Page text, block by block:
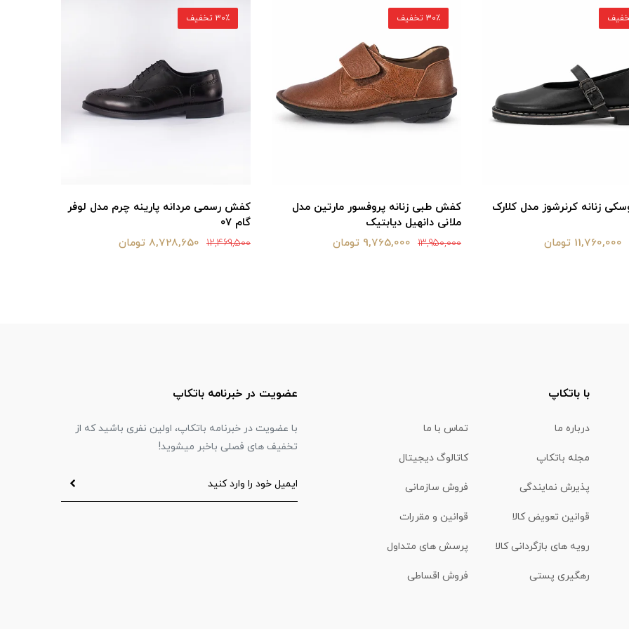
زنانه کرنرشوز مدل کلارک
11,760,000 تومان
کفش طبی زنانه پروفسور مارتین مدل
ملانی دانهیل دیابتیک
13,950,000 9,765,000 تومان
30٪ تخفیف
کفش رسمی مردانه پارينه چرم مدل لوفر
گام 07
12,469,500 8,728,650 تومان
30٪ تخفیف
با باتکاپ
درباره ما تماس با ما
مجله باتکاپ کاتالوگ دیجیتال
پذیرش نمایندگی فروش سازمانی
قوانین تعویض کالا قوانین و مقررات
رویه های بازگردانی کالا پرسش های متداول
رهگیری پستی فروش اقساطی
عضویت در خبرنامه باتکاپ
با عضویت در خبرنامه باتکاپ، اولین نفری باشید که از
تخفیف های فصلی باخبر میشوید!